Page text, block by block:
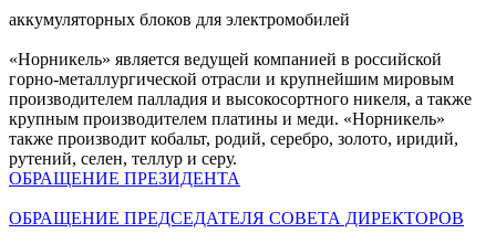
аккумуляторных блоков для электромобилей
«Норникель» является ведущей компанией в российской
горно-металлургической отрасли и крупнейшим мировым
производителем палладия и высокосортного никеля, а также
крупным производителем платины и меди. «Норникель»
также производит кобальт, родий, серебро, золото, иридий,
рутений, селен, теллур и серу.
ОБРАЩЕНИЕ ПРЕЗИДЕНТА
ОБРАЩЕНИЕ ПРЕДСЕДАТЕЛЯ СОВЕТА ДИРЕКТОРОВ